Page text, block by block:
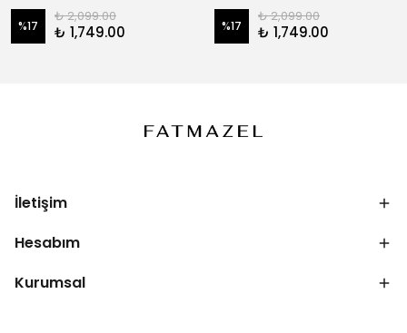
%17
₺ 2,099.00
₺ 1,749.00 %17
₺ 2,099.00
₺ 1,749.00
İletişim
Hesabım
Kurumsal